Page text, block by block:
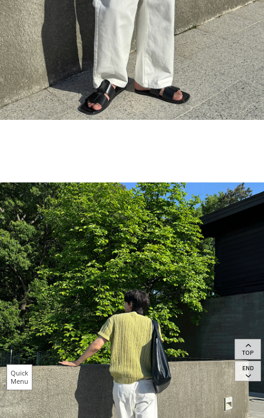
Quick
Menu
TOP
END